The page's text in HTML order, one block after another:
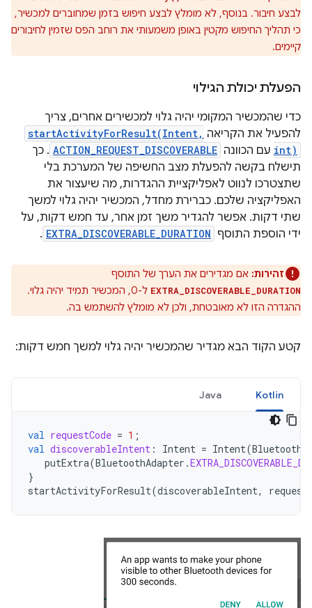
לבצע חיבור. בנוסף, לא מומלץ לבצע חיפוש בזמן שמחוברים למכשיר,
כי תהליך החיפוש מקטין באופן משמעותי את רוחב הפס שזמין לחיבורים
קיימים.
הפעלת יכולת הגילוי
כדי שהמכשיר המקומי יהיה גלוי למכשירים אחרים, צריך
להפעיל את הקריאה startActivityForResult(Intent,
int) עם הכוונה ACTION_REQUEST_DISCOVERABLE . כך
תישלח בקשה להפעלת מצב החשיפה של המערכת בלי
שתצטרכו לנווט לאפליקציית ההגדרות, מה שיעצור את
האפליקציה שלכם. כברירת מחדל, המכשיר יהיה גלוי למשך
שתי דקות. אפשר להגדיר משך זמן אחר, עד חמש דקות, על
ידי הוספת התוסף EXTRA_DISCOVERABLE_DURATION
.
זהירות: אם מגדירים את הערך של התוסף
EXTRA_DISCOVERABLE_DURATION
ל-0, המכשיר תמיד יהיה גלוי.
ההגדרה הזו לא מאובטחת, ולכן לא מומלץ להשתמש בה.
קטע הקוד הבא מגדיר שהמכשיר יהיה גלוי למשך חמש דקות:
Kotlin
Java
val requestCode = 1 ;
val discoverableIntent : Intent = Intent(
putExtra(BluetoothAdapter .
}
startActivityForResult(discoverableIntent,